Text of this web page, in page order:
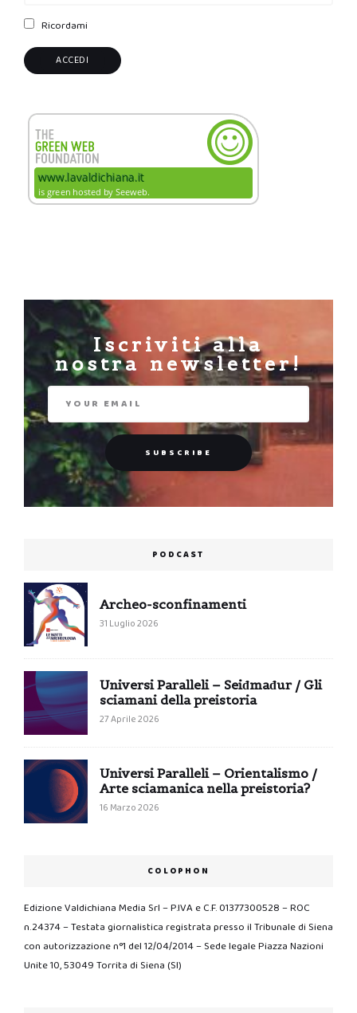
Ricordami
Iscriviti alla
nostra newsletter!
PODCAST
Archeo-sconfinamenti
31 Luglio 2026
Universi Paralleli – Seiđmađur / Gli
sciamani della preistoria
27 Aprile 2026
Universi Paralleli – Orientalismo /
Arte sciamanica nella preistoria?
16 Marzo 2026
COLOPHON
Edizione Valdichiana Media Srl – P.IVA e C.F. 01377300528 – ROC
n.24374 – Testata giornalistica registrata presso il Tribunale di Siena
con autorizzazione n°1 del 12/04/2014 – Sede legale Piazza Nazioni
Unite 10, 53049 Torrita di Siena (SI)